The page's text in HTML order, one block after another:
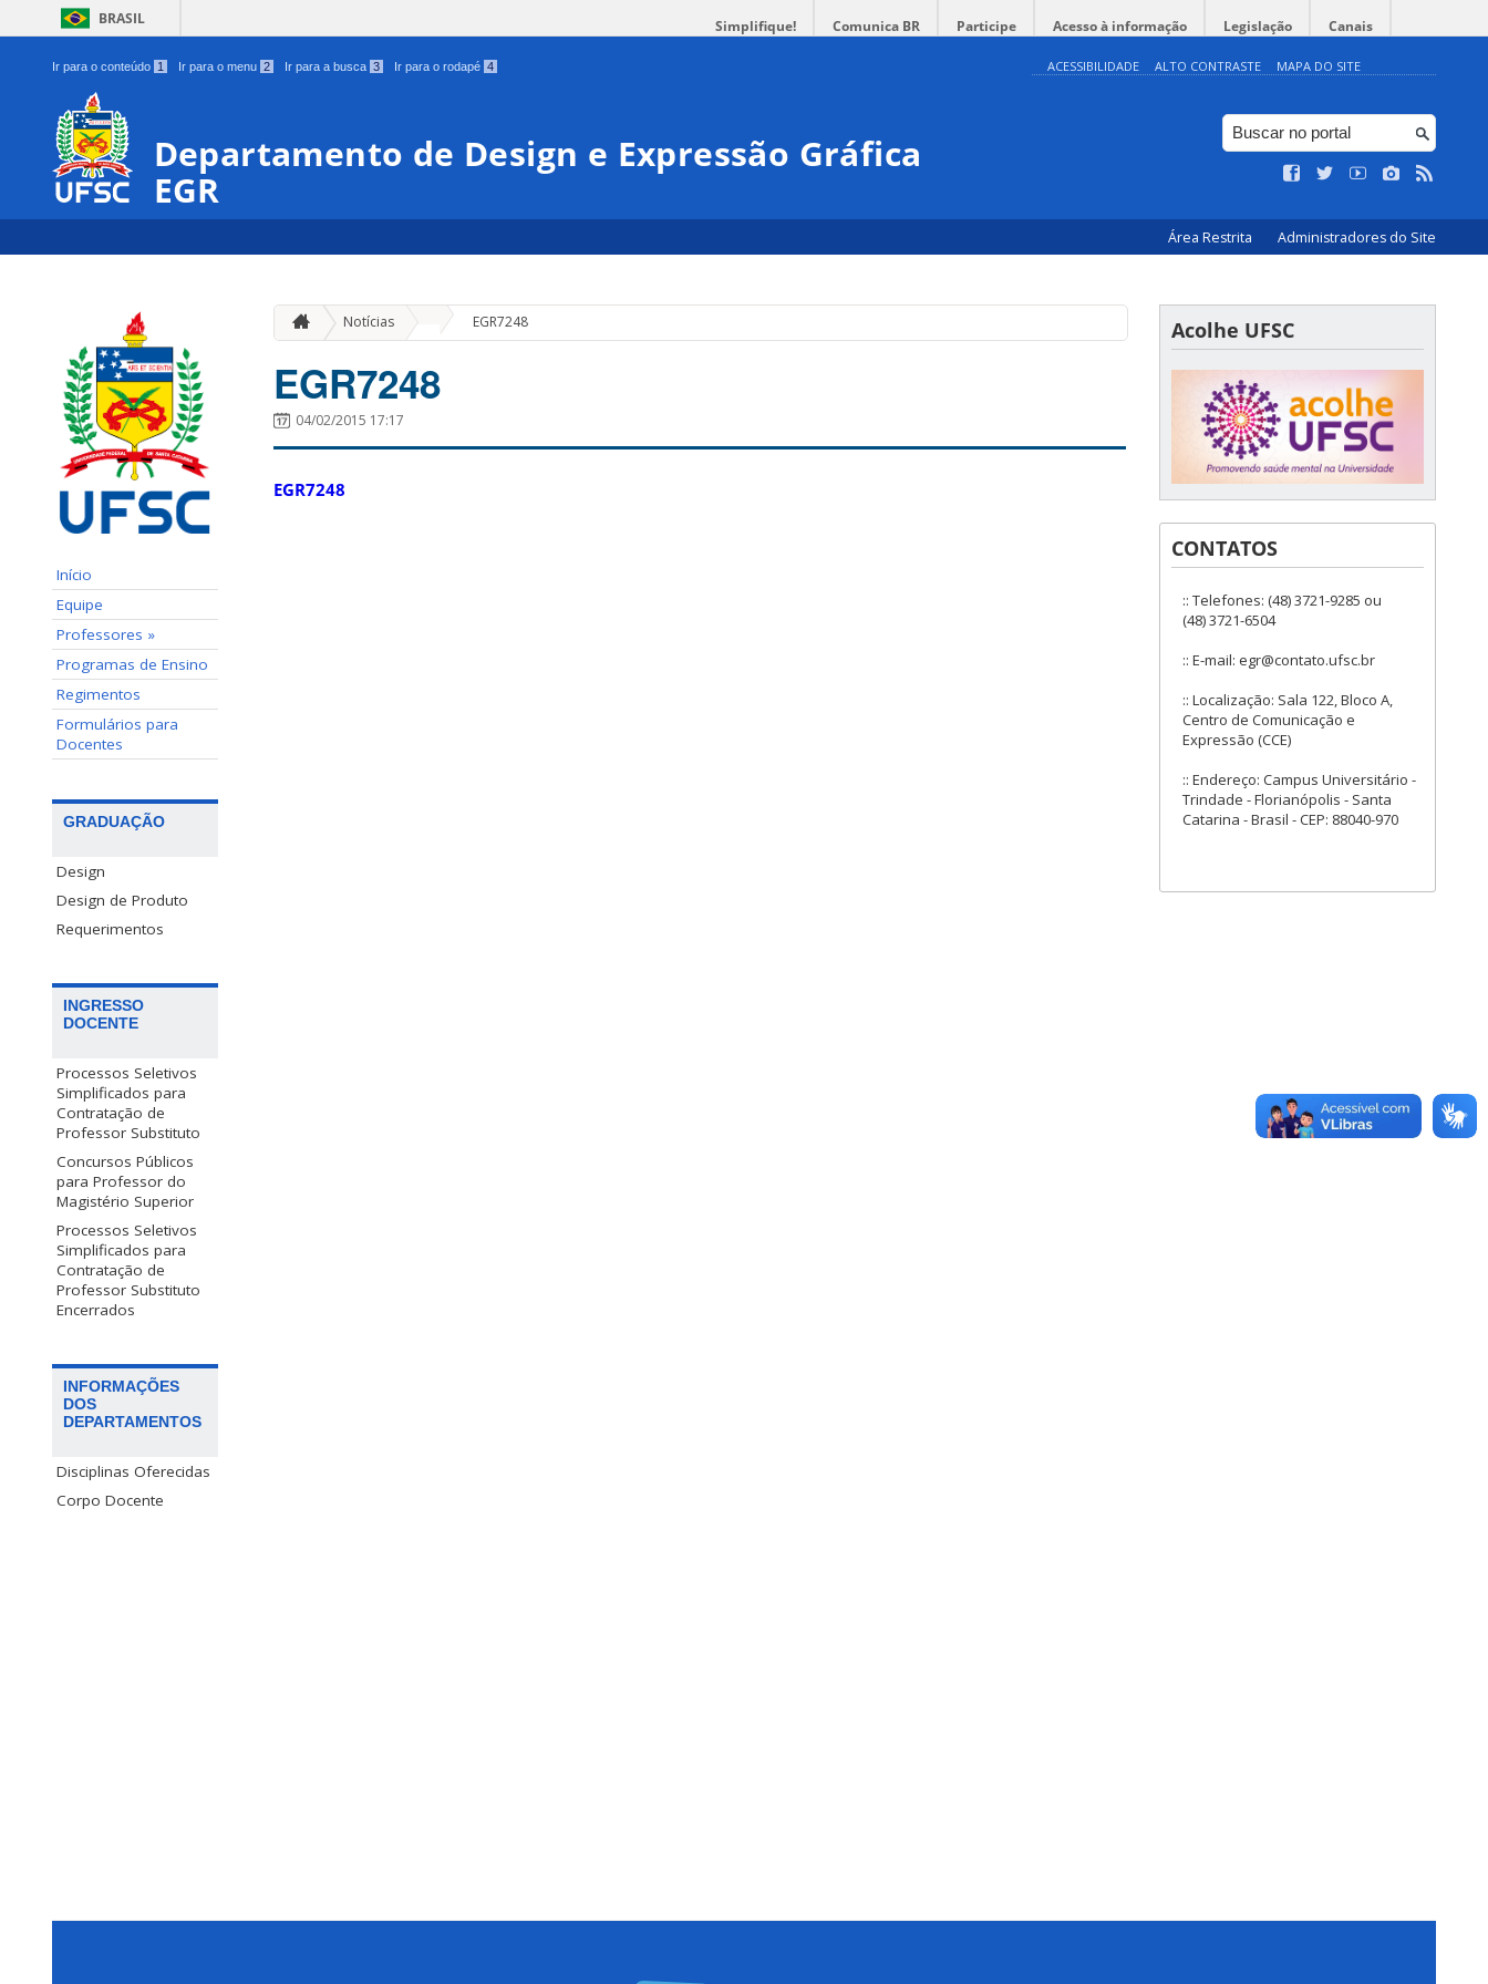
BRASIL Simplifique! Comunica BR Participe Acesso à informação Legislação Canais
Ir para o conteúdo 1 Ir para o menu 2 Ir para a busca 3 Ir para o rodapé 4 ACESSIBILIDADE ALTO CONTRASTE MAPA DO SITE
Departamento de Design e Expressão Gráfica
EGR
Área Restrita Administradores do Site
Início
Equipe
Professores »
Programas de Ensino
Regimentos
Formulários para
Docentes
GRADUAÇÃO
Design
Design de Produto
Requerimentos
INGRESSO
DOCENTE
Processos Seletivos
Simplificados para
Contratação de
Professor Substituto
Concursos Públicos
para Professor do
Magistério Superior
Processos Seletivos
Simplificados para
Contratação de
Professor Substituto
Encerrados
INFORMAÇÕES
DOS
DEPARTAMENTOS
Disciplinas Oferecidas
Corpo Docente
Notícias EGR7248
EGR7248
04/02/2015 17:17
EGR7248
Acolhe UFSC
CONTATOS
:: Telefones: (48) 3721-9285 ou
(48) 3721-6504
:: E-mail: egr@contato.ufsc.br
:: Localização: Sala 122, Bloco A,
Centro de Comunicação e
Expressão (CCE)
:: Endereço: Campus Universitário -
Trindade - Florianópolis - Santa
Catarina - Brasil - CEP: 88040-970